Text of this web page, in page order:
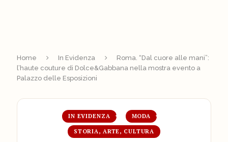
Home In Evidenza
Roma. “Dal cuore alle mani”:
l’haute couture di Dolce&Gabbana nella mostra evento a
Palazzo delle Esposizioni
IN EVIDENZA MODA
STORIA, ARTE, CULTURA